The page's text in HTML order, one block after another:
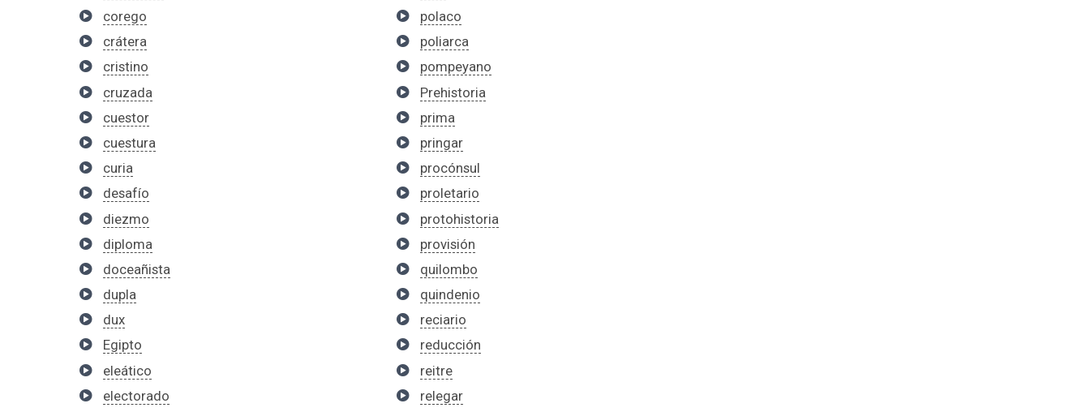
corego
crátera
cristino
cruzada
cuestor
cuestura
curia
desafío
diezmo
diploma
doceañista
dupla
dux
Egipto
eleático
electorado
polaco
poliarca
pompeyano
Prehistoria
prima
pringar
procónsul
proletario
protohistoria
provisión
quilombo
quindenio
reciario
reducción
reitre
relegar